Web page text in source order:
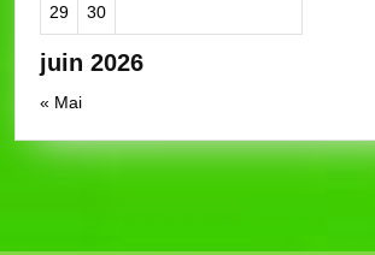
juin 2026
29 30
« Mai